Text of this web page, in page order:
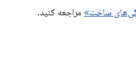
ساخت» مراجعه کنید.